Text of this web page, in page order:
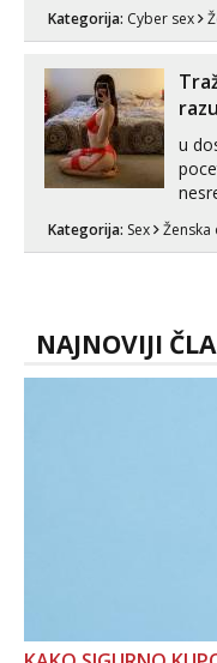
Kategorija: Cyber sex
u
Kategorija: Sex
NAJNOVIJI